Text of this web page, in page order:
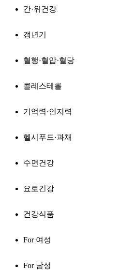
간·위건강
갱년기
혈행·혈압·혈당
콜레스테롤
기억력·인지력
헬시푸드·과채
수면건강
요로건강
건강식품
For 여성
For 남성